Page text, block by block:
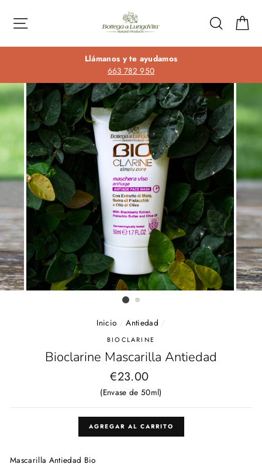
directamente
Buscar
Llámanos y te ayudamos
663 782 950
Inicio / Antiedad /
BIOCLARINE
Bioclarine Mascarilla Antiedad
€23.00
(Envase de 50ml)
AGREGAR AL CARRITO
Mascarilla Antiedad Bio